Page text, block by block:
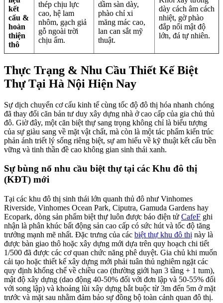
kết
cấu &
hoàn
thiện
thô
thép chịu lực
cao, hệ lam
nhôm, gạch giả
gỗ ngoài trời
chịu ẩm.
dầm sàn dày,
phào chỉ xi
măng mác cao,
lan can sắt mỹ
thuật.
dày cách âm cách
nhiệt, gờ phào
đắp nổi mật độ
lớn, đá tự nhiên.
Thực Trạng & Nhu Cầu Thiết Kế Biệt
Thự Tại Hà Nội Hiện Nay
Sự dịch chuyển cơ cấu kinh tế cùng tốc độ đô thị hóa nhanh chóng
đã thay đổi căn bản tư duy xây dựng nhà ở cao cấp của gia chủ thủ
đô. Giờ đây, một căn biệt thự sang trọng không chỉ là biểu tượng
của sự giàu sang về mặt vật chất, mà còn là một tác phẩm kiến trúc
phản ánh triết lý sống riêng biệt, sự am hiểu về kỹ thuật kết cấu bền
vững và tinh thần đề cao không gian sinh thái xanh.
Sự bùng nổ nhu cầu biệt thự tại các Khu đô thị
(KĐT) mới
Tại các khu đô thị sinh thái lớn quanh thủ đô như Vinhomes
Riverside, Vinhomes Ocean Park, Ciputra, Gamuda Gardens hay
Ecopark, dòng sản phẩm biệt thự luôn được báo điện tử CafeF ghi
nhận là phân khúc bất động sản cao cấp có sức hút và tốc độ tăng
trưởng mạnh mẽ nhất. Đặc trưng của các biệt thự khu đô thị này là
được bàn giao thô hoặc xây dựng mới dựa trên quy hoạch chi tiết
1/500 đã được các cơ quan chức năng phê duyệt. Gia chủ khi muốn
cải tạo hoặc thiết kế xây dựng mới phải tuân thủ nghiêm ngặt các
quy định khống chế về chiều cao (thường giới hạn 3 tầng + 1 tum),
mật độ xây dựng (dao động 40-50% đối với đơn lập và 50-55% đối
với song lập) và khoảng lùi xây dựng bắt buộc từ 3m đến 5m ở mặt
trước và mặt sau nhằm đảm bảo sự đồng bộ toàn cảnh quan đô thị.